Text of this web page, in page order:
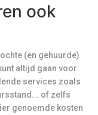
ook
(en gehuurde)
altijd gaan voor:
services zoals
of zelfs
genoemde kosten